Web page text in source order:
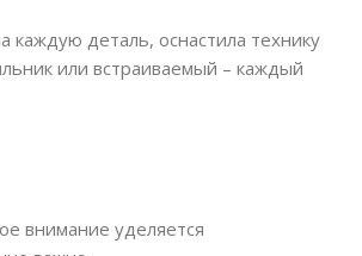
деталь, оснастила технику
или встраиваемый – каждый
внимание уделяется